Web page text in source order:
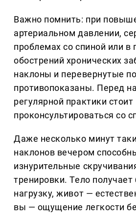
Важно помнить: при
артериальном давлении,
проблемах со спиной или в
обострений хронических
наклоны и перевернутые
противопоказаны. Перед
регулярной практики стоит
проконсультироваться со
Даже несколько минут
наклонов вечером
изнурительные
тренировки. Тело
нагрузку, живот —
вы — ощущение легкости